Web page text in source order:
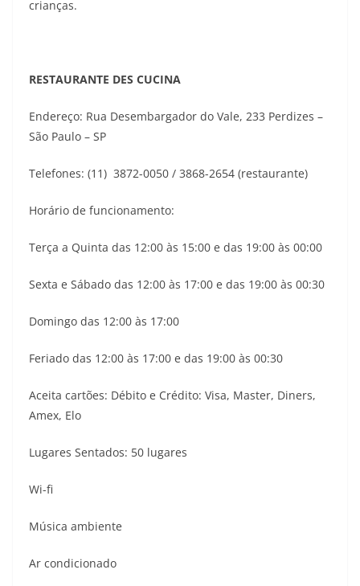
crianças.
RESTAURANTE DES CUCINA
Endereço: Rua Desembargador do Vale, 233 Perdizes –
São Paulo – SP
Telefones: (11) 3872-0050 / 3868-2654 (restaurante)
Horário de funcionamento:
Terça a Quinta das 12:00 às 15:00 e das 19:00 às 00:00
Sexta e Sábado das 12:00 às 17:00 e das 19:00 às 00:30
Domingo das 12:00 às 17:00
Feriado das 12:00 às 17:00 e das 19:00 às 00:30
Aceita cartões: Débito e Crédito: Visa, Master, Diners,
Amex, Elo
Lugares Sentados: 50 lugares
Wi-fi
Música ambiente
Ar condicionado